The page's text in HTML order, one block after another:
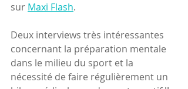
sur Maxi Flash.
Deux interviews très intéressantes
concernant la préparation mentale
dans le milieu du sport et la
nécessité de faire régulièrement un